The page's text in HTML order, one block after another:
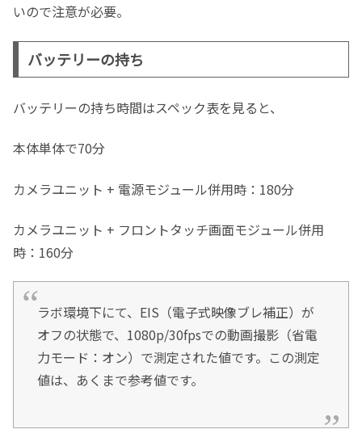
いので注意が必要。
バッテリーの持ち
バッテリーの持ち時間はスペック表を見ると、
本体単体で70分
カメラユニット + 電源モジュール併用時：180分
カメラユニット + フロントタッチ画面モジュール併用
時：160分
ラボ環境下にて、EIS（電子式映像ブレ補正）が
オフの状態で、1080p/30fpsでの動画撮影（省電
力モード：オン）で測定された値です。この測定
値は、あくまで参考値です。